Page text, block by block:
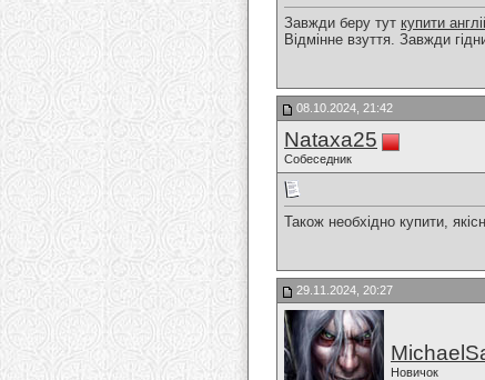
Завжди беру тут купити
Відмінне взуття. Завжди
08.10.2024, 21:42
Nataxa25
Собеседник
Також необхідно купити,
29.11.2024, 20:27
Новичок